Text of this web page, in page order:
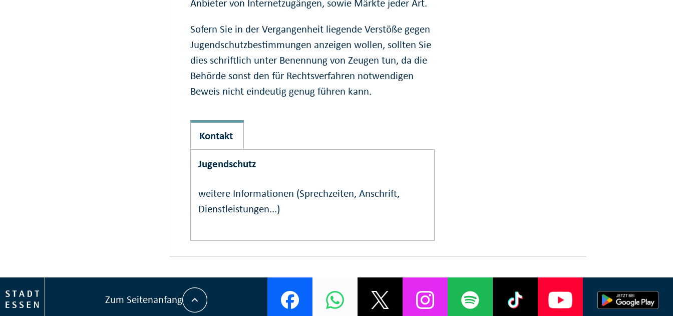
Anbieter von Internetzugängen, sowie Märkte jeder Art.
Sofern Sie in der Vergangenheit liegende Verstöße gegen
Jugendschutzbestimmungen anzeigen wollen, sollten Sie
dies schriftlich unter Benennung von Zeugen tun, da die
Behörde sonst den für Rechtsverfahren notwendigen
Beweis nicht eindeutig genug führen kann.
Kontakt
Jugendschutz
weitere Informationen (Sprechzeiten, Anschrift,
Dienstleistungen...)
Zum Seitenanfang